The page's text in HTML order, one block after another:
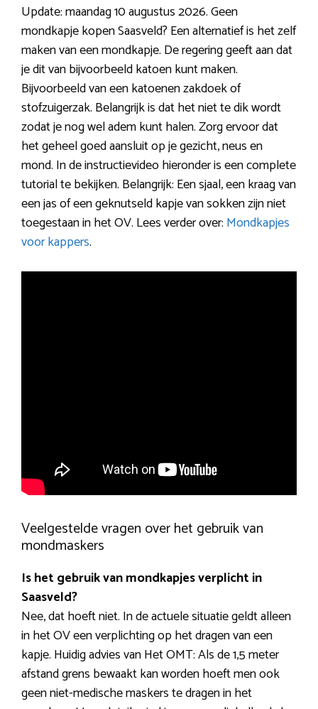
Update: maandag 10 augustus 2026. Geen
mondkapje kopen Saasveld? Een alternatief is het zelf
maken van een mondkapje. De regering geeft aan dat
je dit van bijvoorbeeld katoen kunt maken.
Bijvoorbeeld van een katoenen zakdoek of
stofzuigerzak. Belangrijk is dat het niet te dik wordt
zodat je nog wel adem kunt halen. Zorg ervoor dat
het geheel goed aansluit op je gezicht, neus en
mond. In de instructievideo hieronder is een complete
tutorial te bekijken. Belangrijk: Een sjaal, een kraag van
een jas of een geknutseld kapje van sokken zijn niet
toegestaan in het OV. Lees verder over: Mondkapjes
voor kappers.
Veelgestelde vragen over het gebruik van
mondmaskers
Is het gebruik van mondkapjes verplicht in
Saasveld?
Nee, dat hoeft niet. In de actuele situatie geldt alleen
in het OV een verplichting op het dragen van een
kapje. Huidig advies van Het OMT: Als de 1,5 meter
afstand grens bewaakt kan worden hoeft men ook
geen niet-medische maskers te dragen in het